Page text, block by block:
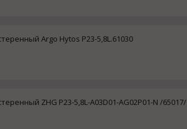
Argo Hytos P23-5,8L.61030
ZHG P23-5,8L-A03D01-AG02P01-N /65017/